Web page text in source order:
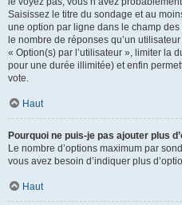
Saisissez le titre du sondage et au
une option par ligne dans le champ
le nombre de réponses qu’un
« Option(s) par l’utilisateur », limiter la
pour une durée illimitée) et enfin
vote.
Haut
Pourquoi ne puis-je pas ajouter plus
Le nombre d’options maximum par
vous avez besoin d’indiquer plus
Haut